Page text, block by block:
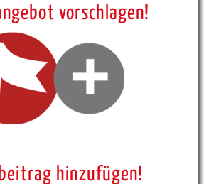
vorschlagen!
hinzufügen!